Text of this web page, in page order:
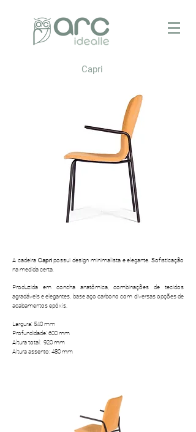
Capri
A cadeira Capripossui design minimalista e elegante. Sofisticação
na medida certa.
Produzida em concha anatômica, combinações de tecidos
agradáveis e elegantes, base aço carbono com diversas opções de
acabamentos epóxis.
Largura: 540 mm
Profundidade: 600 mm
Altura total: 920 mm
Altura assento: 480 mm